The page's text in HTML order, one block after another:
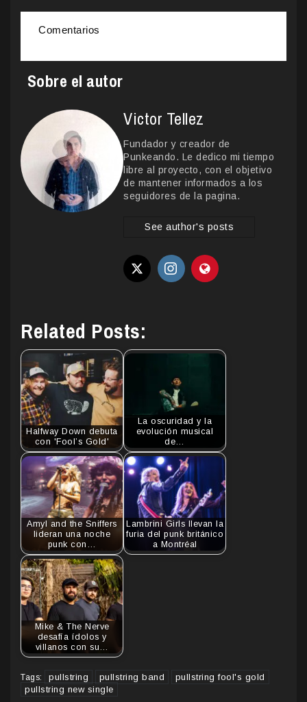
Comentarios
Sobre el autor
Victor Tellez
Fundador y creador de
Punkeando. Le dedico mi tiempo
libre al proyecto, con el objetivo
de mantener informados a los
seguidores de la pagina.
See author's posts
Related Posts:
Halfway Down debuta
con 'Fool’s Gold'
La oscuridad y la
evolución musical
de…
Amyl and the Sniffers
lideran una noche
punk con…
Lambrini Girls llevan la
furia del punk británico
a Montréal
Mike & The Nerve
desafía ídolos y
villanos con su…
Tags: pullstring pullstring band
pullstring fool's gold
pullstring new single